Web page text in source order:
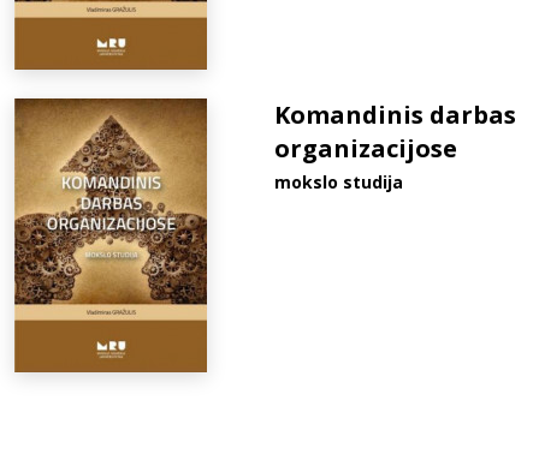
Komandinis darbas
organizacijose
mokslo studija